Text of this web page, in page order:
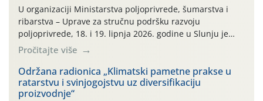
U organizaciji Ministarstva poljoprivrede, šumarstva i
ribarstva – Uprave za stručnu podršku razvoju
poljoprivrede, 18. i 19. lipnja 2026. godine u Slunju je
održano stručno osposobljavanje pod nazivom „Prerada i
dorada povrća“. Dvodnevna edukacija okupila je
poljoprivredne proizvođače i prerađivače zainteresirane
za stjecanje novih znanja iz područja prerade povrća,
očuvanja kvalitete proizvoda te njihovog uspješnog […]
Pročitajte više
Održana radionica „Klimatski pametne prakse u
ratarstvu i svinjogojstvu uz diversifikaciju
proizvodnje“